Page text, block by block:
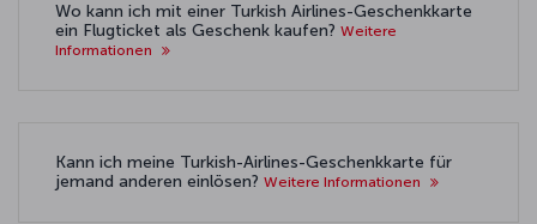
Wo kann ich mit einer Turkish Airlines-Geschenkkarte
ein Flugticket als Geschenk kaufen? Weitere
Informationen
Kann ich meine Turkish-Airlines-Geschenkkarte für
jemand anderen einlösen? Weitere Informationen